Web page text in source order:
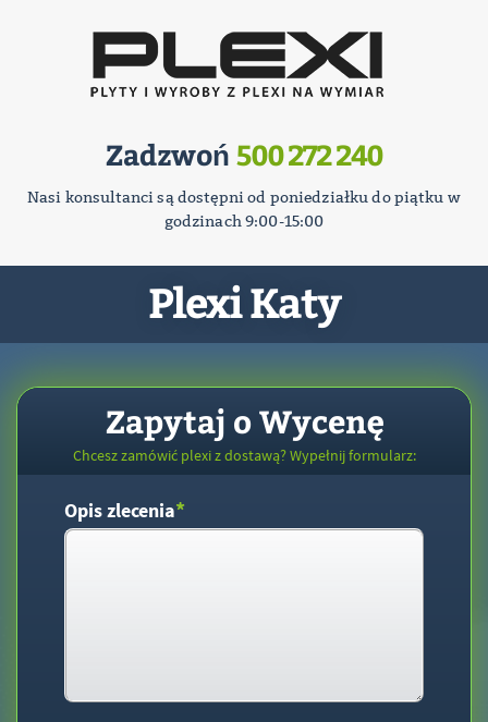
Zadzwoń 500 272 240
Nasi konsultanci są dostępni od poniedziałku do piątku w
godzinach 9:00-15:00
Plexi Katy
Zapytaj o Wycenę
Chcesz zamówić plexi z dostawą? Wypełnij formularz:
Opis zlecenia*